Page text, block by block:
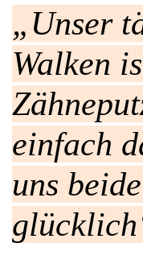
„Unser
Walken
einfach
uns